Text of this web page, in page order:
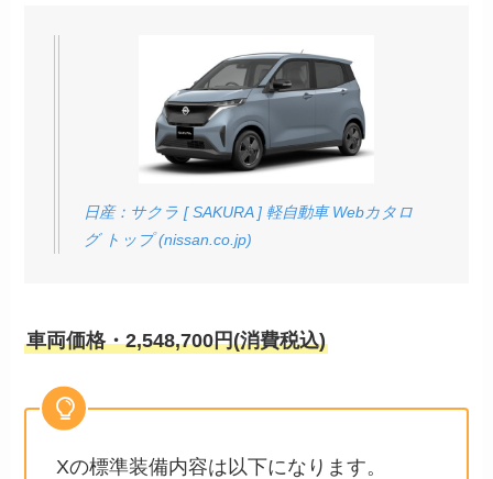
日産：サクラ [ SAKURA ] 軽自動車 Webカタロ
グ トップ (nissan.co.jp)
車両価格・2,548,700円(消費税込)
Xの標準装備内容は以下になります。